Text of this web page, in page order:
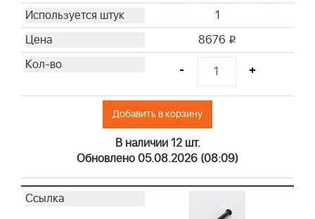
1
8676 i
- +
Добавить в корзину
В наличии 12 шт.
Обновлено 05.08.2026 (08:09)